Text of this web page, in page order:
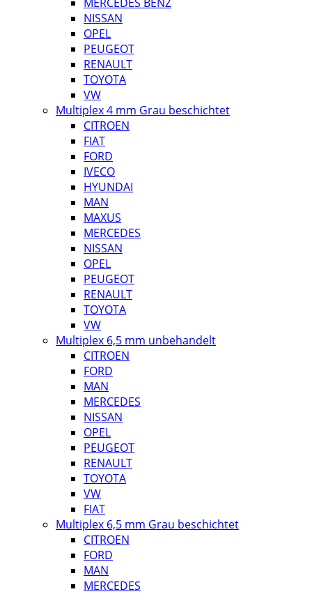
NISSAN
OPEL
PEUGEOT
RENAULT
TOYOTA
VW
Multiplex 4 mm Grau beschichtet
CITROEN
FIAT
FORD
IVECO
HYUNDAI
MAN
MAXUS
MERCEDES
NISSAN
OPEL
PEUGEOT
RENAULT
TOYOTA
VW
Multiplex 6,5 mm unbehandelt
CITROEN
FORD
MAN
MERCEDES
NISSAN
OPEL
PEUGEOT
RENAULT
TOYOTA
VW
FIAT
Multiplex 6,5 mm Grau beschichtet
CITROEN
FORD
MAN
MERCEDES